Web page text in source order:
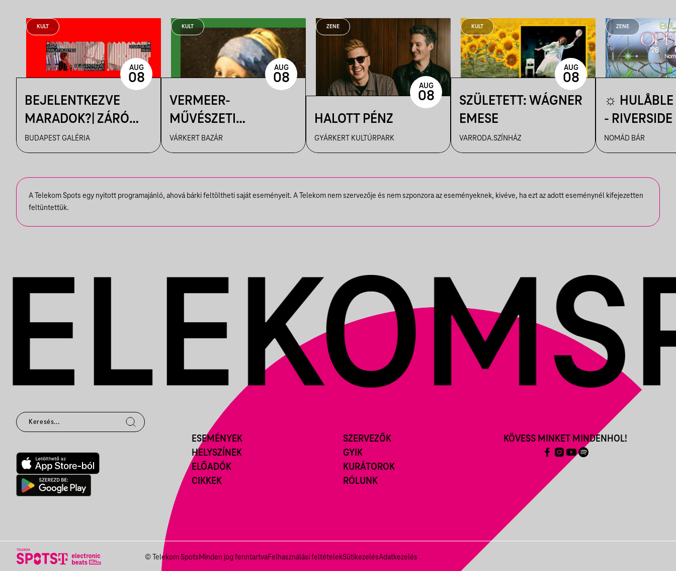
KULT
BEJELENTKEZVE
MARADOK?| ZÁRÓ
TÁRLATVEZETÉS
BUDAPEST GALÉRIA
AUG
08
KULT
VERMEER-
MŰVÉSZETI
FILMVETÍTÉS
VÁRKERT BAZÁR
AUG
08
ZENE
HALOTT PÉNZ
GYÁRKERT KULTÚRPARK
AUG
08
KULT
SZÜLETETT: WÁGNER
EMESE
VARRODA.SZÍNHÁZ
AUG
08
ZENE
☼ HULÅBLE
- RIVERSIDE
☼
NOMÁD BÁR
A Telekom Spots egy nyitott programajánló, ahová bárki feltöltheti saját eseményeit. A Telekom nem szervezője és nem szponzora az eseményeknek, kivéve, ha ezt az adott eseménynél kifejezetten
feltüntettük.
ESEMÉNYEK
HELYSZÍNEK
ELŐADÓK
CIKKEK
SZERVEZŐK
GYIK
KURÁTOROK
RÓLUNK
KÖVESS MINKET MINDENHOL!
© Telekom SpotsMinden jog fenntartvaFelhasználási feltételekSütikezelésAdatkezelés